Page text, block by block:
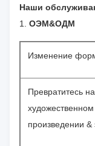
Наши
1. ОЭМ&ОДМ
Изменение
Превратитесь на
художественном
произведении